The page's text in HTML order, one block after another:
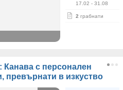
17.02 - 31.08
2 грабнати
с персонален
превърнати в изкуство